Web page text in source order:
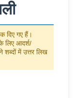
दिए गए हैं।
लिए आदर्श/
शब्दों में उत्तर लिख